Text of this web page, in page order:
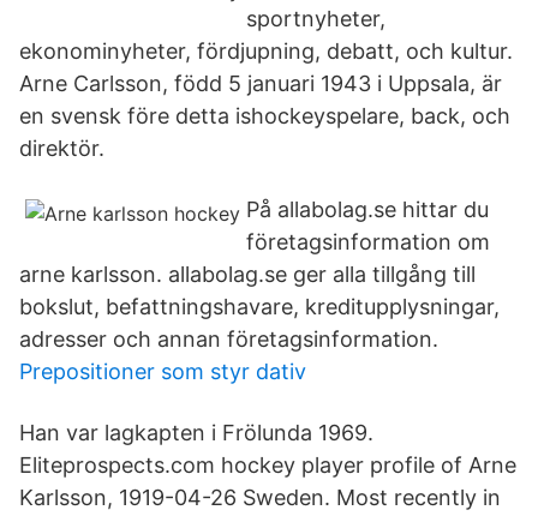
sportnyheter,
ekonominyheter, fördjupning, debatt, och kultur.
Arne Carlsson, född 5 januari 1943 i Uppsala, är
en svensk före detta ishockeyspelare, back, och
direktör.
På allabolag.se hittar du
företagsinformation om
arne karlsson. allabolag.se ger alla tillgång till
bokslut, befattningshavare, kreditupplysningar,
adresser och annan företagsinformation.
Prepositioner som styr dativ
Han var lagkapten i Frölunda 1969.
Eliteprospects.com hockey player profile of Arne
Karlsson, 1919-04-26 Sweden. Most recently in